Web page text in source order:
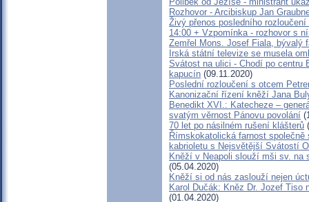
Rozhovor - Arcibiskup Jan
Živý přenos posledního
14:00 + Vzpomínka - rozhovor s
Zemřel Mons. Josef Fiala, bývalý
Irská státní televize se musela
Svátost na ulici - Chodí po
kapucín (09.11.2020)
Poslední rozloučení s otcem
Kanonizační řízení kněží Jana
Benedikt XVI.: Katecheze –
svatým věrnost Pánovu povolání
70 let po násilném rušení klášterů
Římskokatolická farnost
kabrioletu s Nejsvětější Svátostí
Kněží v Neapoli slouží mši sv.
(05.04.2020)
Kněží si od nás zaslouží nejen
Karol Dučák: Kněz Dr. Jozef
(01.04.2020)